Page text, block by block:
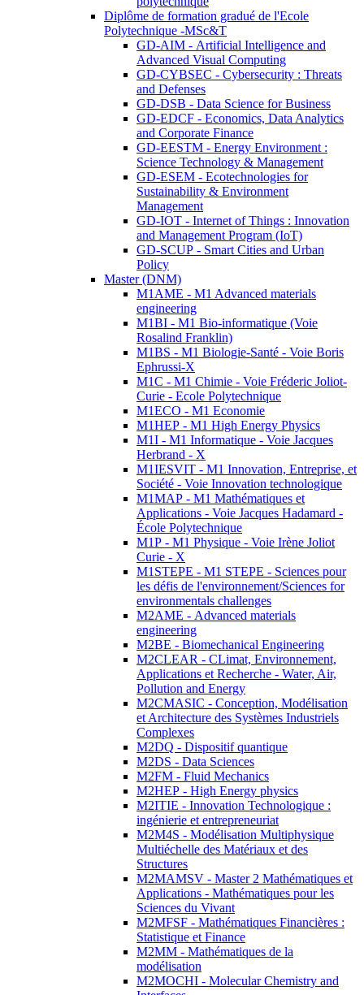
Diplôme de formation gradué de l'Ecole
Polytechnique -MSc&T
GD-AIM - Artificial Intelligence and
Advanced Visual Computing
GD-CYBSEC - Cybersecurity : Threats
and Defenses
GD-DSB - Data Science for Business
GD-EDCF - Economics, Data Analytics
and Corporate Finance
GD-EESTM - Energy Environment :
Science Technology & Management
GD-ESEM - Ecotechnologies for
Sustainability & Environment
Management
GD-IOT - Internet of Things : Innovation
and Management Program (IoT)
GD-SCUP - Smart Cities and Urban
Policy
Master (DNM)
M1AME - M1 Advanced materials
engineering
M1BI - M1 Bio-informatique (Voie
Rosalind Franklin)
M1BS - M1 Biologie-Santé - Voie Boris
Ephrussi-X
M1C - M1 Chimie - Voie Fréderic Joliot-
Curie - Ecole Polytechnique
M1ECO - M1 Economie
M1HEP - M1 High Energy Physics
M1I - M1 Informatique - Voie Jacques
Herbrand - X
M1IESVIT - M1 Innovation, Entreprise, et
Société - Voie Innovation technologique
M1MAP - M1 Mathématiques et
Applications - Voie Jacques Hadamard -
École Polytechnique
M1P - M1 Physique - Voie Irène Joliot
Curie - X
M1STEPE - M1 STEPE - Sciences pour
les défis de l'environnement/Sciences for
environmentals challenges
M2AME - Advanced materials
engineering
M2BE - Biomechanical Engineering
M2CLEAR - CLimat, Environnement,
Applications et Recherche - Water, Air,
Pollution and Energy
M2CMASIC - Conception, Modélisation
et Architecture des Systèmes Industriels
Complexes
M2DQ - Dispositif quantique
M2DS - Data Sciences
M2FM - Fluid Mechanics
M2HEP - High Energy physics
M2ITIE - Innovation Technologique :
ingénierie et entrepreneuriat
M2M4S - Modélisation Multiphysique
Multiéchelle des Matériaux et des
Structures
M2MAMSV - Master 2 Mathématiques et
Applications - Mathématiques pour les
Sciences du Vivant
M2MFSF - Mathématiques Financières :
Statistique et Finance
M2MM - Mathématiques de la
modélisation
M2MOCHI - Molecular Chemistry and